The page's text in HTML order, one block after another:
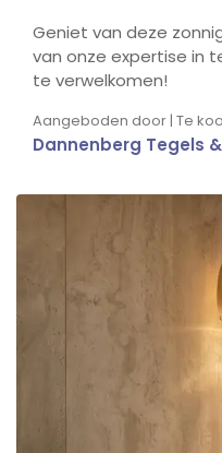
Geniet van deze
van onze expertise in
te verwelkomen!
Aangeboden door | Te
Dannenberg Tegels